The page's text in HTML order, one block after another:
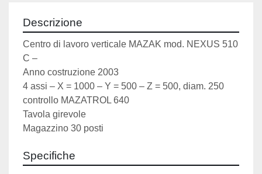
Descrizione
Centro di lavoro verticale MAZAK mod. NEXUS 510
C –
Anno costruzione 2003
4 assi – X = 1000 – Y = 500 – Z = 500, diam. 250
controllo MAZATROL 640
Tavola girevole
Magazzino 30 posti
Specifiche